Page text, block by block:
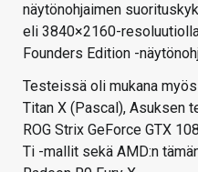
näytönohjaimen
eli 3840×2160-
Founders Edition -
Testeissä oli mukana
Titan X (Pascal), Asuksen
ROG Strix GeForce GTX
Ti -mallit sekä AMD:n